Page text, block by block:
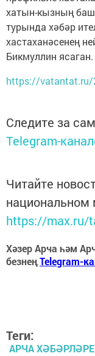
хатын-кызның
турында хәбәр
хастаханәсенең
Бикмуллин ясаган.
https://
Следите за
Telegram-
Читайте
https://max.ru/
Хәзер Арча һәм
безнеңTelegram-
Теги:
АРЧА ХӘБӘРЛӘРЕ